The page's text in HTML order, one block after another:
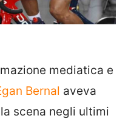
mediatica e
Bernal aveva
scena negli ultimi